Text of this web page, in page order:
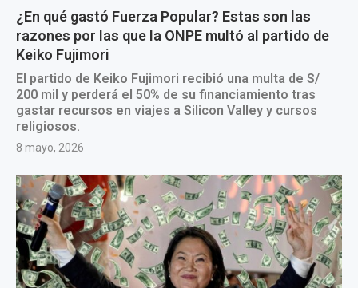
¿En qué gastó Fuerza Popular? Estas son las
razones por las que la ONPE multó al partido de
Keiko Fujimori
El partido de Keiko Fujimori recibió una multa de S/
200 mil y perderá el 50% de su financiamiento tras
gastar recursos en viajes a Silicon Valley y cursos
religiosos.
8 mayo, 2026